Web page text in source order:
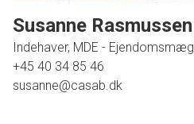
Susanne Rasmussen
Indehaver, MDE -
+45 40 34 85 46
susanne@casab.dk